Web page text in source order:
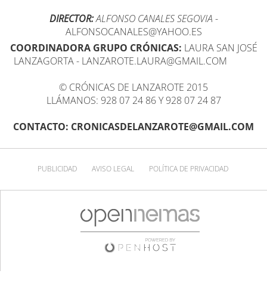
DIRECTOR:ALFONSO CANALES SEGOVIA -
ALFONSOCANALES@YAHOO.ES
COORDINADORA GRUPO CRÓNICAS: LAURA SAN JOSÉ
LANZAGORTA - LANZAROTE.LAURA@GMAIL.COM
© CRÓNICAS DE LANZAROTE 2015
LLÁMANOS: 928 07 24 86 Y 928 07 24 87
CONTACTO: CRONICASDELANZAROTE@GMAIL.COM
PUBLICIDAD AVISO LEGAL POLÍTICA DE PRIVACIDAD